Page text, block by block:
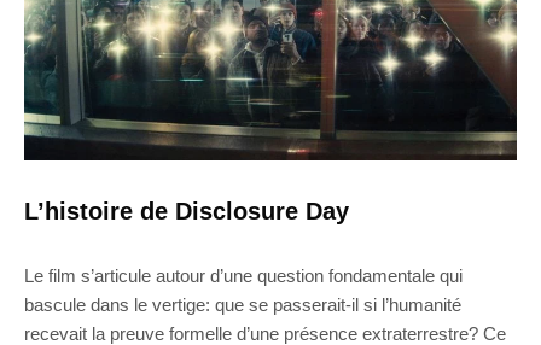
L’histoire de Disclosure Day
Le film s’articule autour d’une question fondamentale qui
bascule dans le vertige: que se passerait-il si l’humanité
recevait la preuve formelle d’une présence extraterrestre? Ce